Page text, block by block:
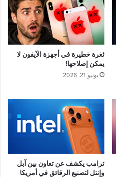
ثغرة خطيرة في أجهزة الآيفون لا
يمكن إصلاحها!
يونيو 21, 2026
ترامب يكشف عن تعاون بين آبل
وإنتل لتصنيع الرقائق في أمريكا